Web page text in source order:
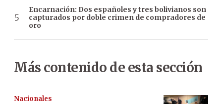
Encarnación: Dos españoles y tres bolivianos son
capturados por doble crimen de compradores de
oro
Más contenido de esta sección
Nacionales